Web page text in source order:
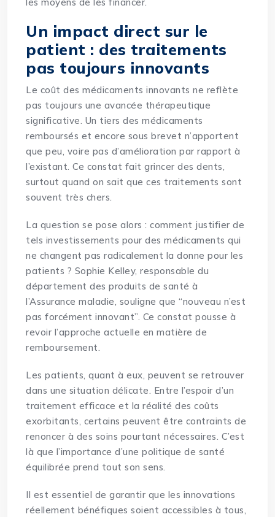
les moyens de les financer.
Un impact direct sur le
patient : des traitements
pas toujours innovants
Le coût des médicaments innovants ne reflète
pas toujours une avancée thérapeutique
significative. Un tiers des médicaments
remboursés et encore sous brevet n’apportent
que peu, voire pas d’amélioration par rapport à
l’existant. Ce constat fait grincer des dents,
surtout quand on sait que ces traitements sont
souvent très chers.
La question se pose alors : comment justifier de
tels investissements pour des médicaments qui
ne changent pas radicalement la donne pour les
patients ? Sophie Kelley, responsable du
département des produits de santé à
l’Assurance maladie, souligne que “nouveau n’est
pas forcément innovant”. Ce constat pousse à
revoir l’approche actuelle en matière de
remboursement.
Les patients, quant à eux, peuvent se retrouver
dans une situation délicate. Entre l’espoir d’un
traitement efficace et la réalité des coûts
exorbitants, certains peuvent être contraints de
renoncer à des soins pourtant nécessaires. C’est
là que l’importance d’une politique de santé
équilibrée prend tout son sens.
Il est essentiel de garantir que les innovations
réellement bénéfiques soient accessibles à tous,